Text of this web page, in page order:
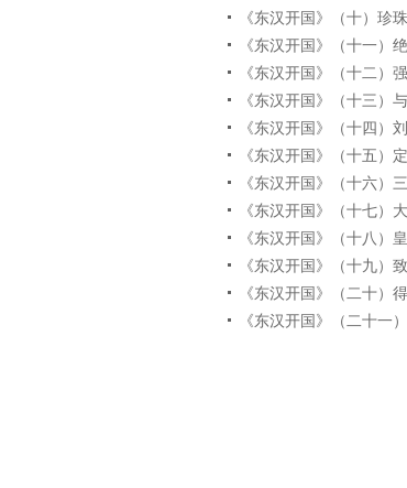
《东汉开国》（十）珍
《东汉开国》（十一）
《东汉开国》（十二）
《东汉开国》（十三）
《东汉开国》（十四）
《东汉开国》（十五）
《东汉开国》（十六）
《东汉开国》（十七）
《东汉开国》（十八）
《东汉开国》（十九）
《东汉开国》（二十）
《东汉开国》（二十一